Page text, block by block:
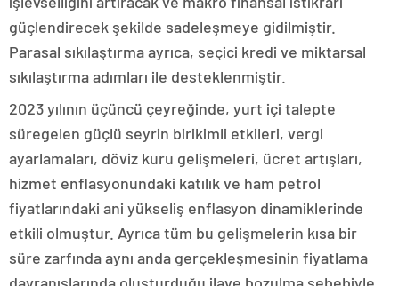
güçlendirecek şekilde sadeleşmeye gidilmiştir.
Parasal sıkılaştırma ayrıca, seçici kredi ve miktarsal
sıkılaştırma adımları ile desteklenmiştir.
2023 yılının üçüncü çeyreğinde, yurt içi talepte
süregelen güçlü seyrin birikimli etkileri, vergi
ayarlamaları, döviz kuru gelişmeleri, ücret artışları,
hizmet enflasyonundaki katılık ve ham petrol
fiyatlarındaki ani yükseliş enflasyon dinamiklerinde
etkili olmuştur. Ayrıca tüm bu gelişmelerin kısa bir
süre zarfında aynı anda gerçekleşmesinin fiyatlama